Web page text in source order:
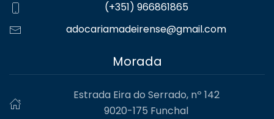
(+351) 966861865
adocariamadeirense@gmail.com
Morada
Estrada Eira do Serrado, nº 142
9020-175 Funchal